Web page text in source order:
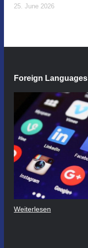
25. June 2026
Foreign Languages
Weiterlesen